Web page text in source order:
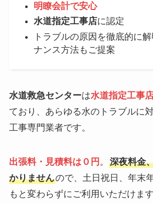
明瞭会計で安心
水道指定工事店に認定
トラブルの原因を徹底的に
ナンス方法もご提案
水道救急センターは水道指定工事
ており、あらゆる水のトラブルに
工事専門業者です。
出張料・見積料は０円 。 深夜料金
かりませんので、土日祝日、年末
もと変わらずにご利用いただけます